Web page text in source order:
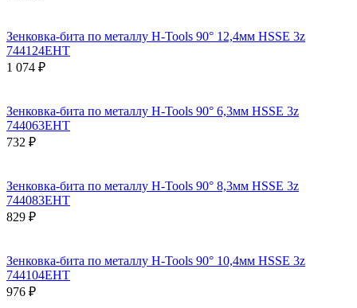
Зенковка-бита по металлу H-Tools 90° 12,4мм HSSE 3z
744124EHT
1 074 ₽
Зенковка-бита по металлу H-Tools 90° 6,3мм HSSE 3z
744063EHT
732 ₽
Зенковка-бита по металлу H-Tools 90° 8,3мм HSSE 3z
744083EHT
829 ₽
Зенковка-бита по металлу H-Tools 90° 10,4мм HSSE 3z
744104EHT
976 ₽